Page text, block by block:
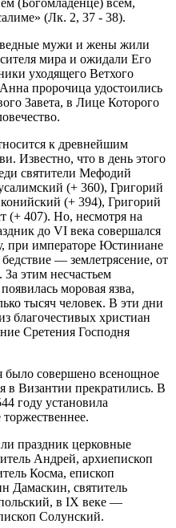
(Лк. 2, 37 - 38).
мужи и жены жили
мира и ожидали Его
уходящего Ветхого
пророчица удостоились
Завета, в Лице Которого
к древнейшим
Известно, что в день этого
святители Мефодий
(+ 360), Григорий
(+ 394), Григорий
(+ 407). Но, несмотря на
до VI века совершался
при императоре Юстиниане
— землетрясение, от
этим несчастьем
моровая язва,
тысяч человек. В эти дни
благочестивых христиан
Сретения Господня
было совершено всенощное
в Византии прекратились. В
году установила
праздник церковные
Андрей, архиепископ
Косма, епископ
Дамаскин, святитель
в IX веке —
Солунский.